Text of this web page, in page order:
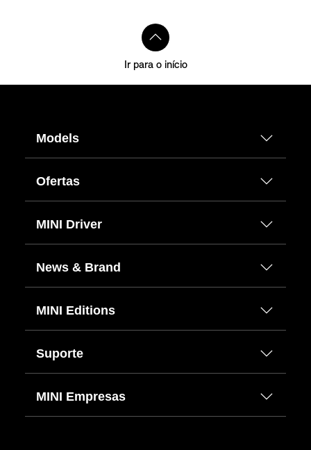
Ir para o início
Models
Ofertas
MINI Driver
News & Brand
MINI Editions
Suporte
MINI Empresas